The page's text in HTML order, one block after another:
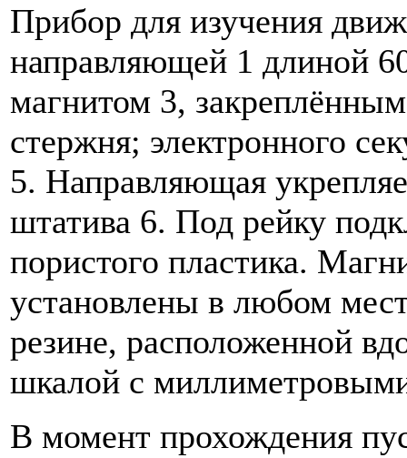
Прибор для изучения
направляющей 1 длиной
магнитом 3,
стержня; электронного
5. Направляющая
штатива 6. Под рейку
пористого пластика.
установлены в любом
резине, расположенной
шкалой с
В момент прохождения